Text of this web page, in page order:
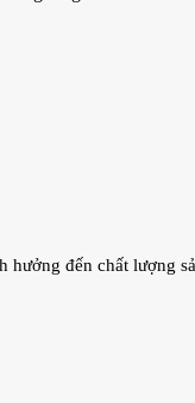
đến chất lượng